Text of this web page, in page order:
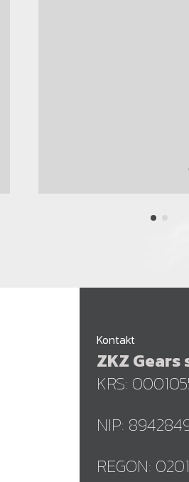
Kontakt
ZKZ Gears
KRS:
NIP:
REGON: